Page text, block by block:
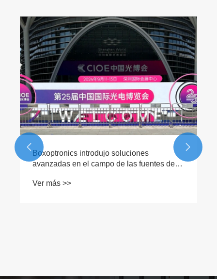
Boxoptronics introdujo soluciones
avanzadas en el campo de las fuentes de
Ver más >>
 